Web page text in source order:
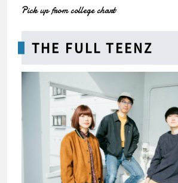
Pick up from college chart
THE FULL TEENZ